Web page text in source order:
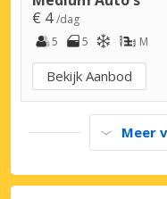
€ 4/dag
5
5 M
Bekijk Aanbod
Meer